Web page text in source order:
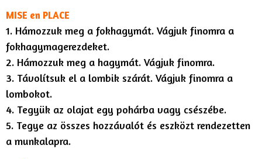
MISE en PLACE
1. Hámozzuk meg a fokhagymát. Vágjuk finomra a
fokhagymagerezdeket.
2. Hámozzuk meg a hagymát. Vágjuk finomra.
3. Távolítsuk el a lombik szárát. Vágjuk finomra a
lombokot.
4. Tegyük az olajat egy pohárba vagy csészébe.
5. Tegye az összes hozzávalót és eszközt rendezetten
a munkalapra.